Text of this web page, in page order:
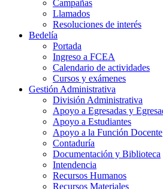
Campañas
Llamados
Resoluciones de interés
Bedelía
Portada
Ingreso a FCEA
Calendario de actividades
Cursos y exámenes
Gestión Administrativa
División Administrativa
Apoyo a Egresadas y
Apoyo a Estudiantes
Apoyo a la Función Docente
Contaduría
Documentación y Biblioteca
Intendencia
Recursos Humanos
Recursos Materiales